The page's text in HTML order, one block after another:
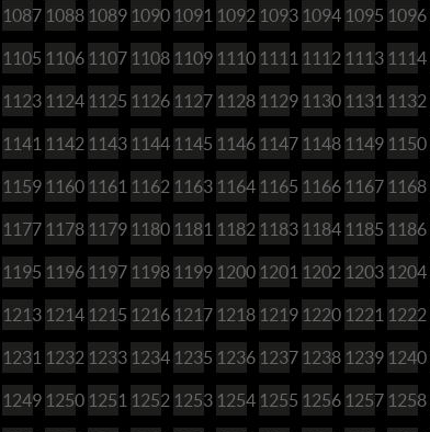
1087 1088 1089 1090 1091 1092 1093 1094 1095 1096
1105 1106 1107 1108 1109 1110 1111 1112 1113 1114
1123 1124 1125 1126 1127 1128 1129 1130 1131 1132
1141 1142 1143 1144 1145 1146 1147 1148 1149 1150
1159 1160 1161 1162 1163 1164 1165 1166 1167 1168
1177 1178 1179 1180 1181 1182 1183 1184 1185 1186
1195 1196 1197 1198 1199 1200 1201 1202 1203 1204
1213 1214 1215 1216 1217 1218 1219 1220 1221 1222
1231 1232 1233 1234 1235 1236 1237 1238 1239 1240
1249 1250 1251 1252 1253 1254 1255 1256 1257 1258